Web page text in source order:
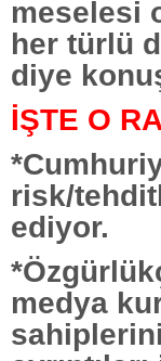
meselesi
her türlü
diye
İŞTE O
risk/
ediyor.
medya